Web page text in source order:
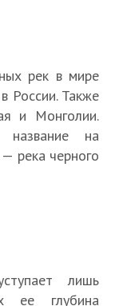
рек в мире
России. Также
и Монголии.
название на
река черного
лишь
ее глубина